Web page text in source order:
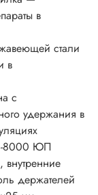
в
стали
в
с
удержания в
8000 ЮП
держателей